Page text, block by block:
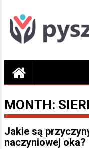
content
MONTH:
Jakie są
naczyniowej oka?